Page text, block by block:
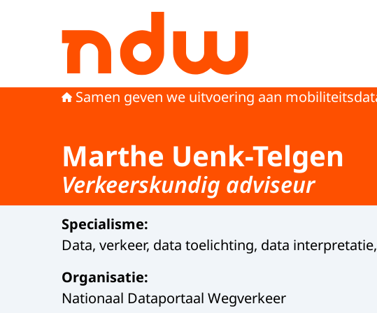
Naar de homepage van Nationaal Dataportaal Wegverkeer
Samen geven we uitvoering aan
Marthe Uenk-Telgen
Verkeerskundig adviseur
Specialisme:
Data, verkeer, data toelichting, data
Organisatie:
Nationaal Dataportaal Wegverkeer